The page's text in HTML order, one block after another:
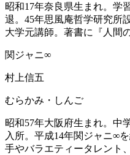
昭和17年奈良県生まれ。学
退。45年思風庵哲学研究所
大学元講師。著書に『人間
関ジャニ∞
村上信五
むらかみ・しんご
昭和57年大阪府生まれ。中
入所。平成14年関ジャニ∞
手やバラエティータレント